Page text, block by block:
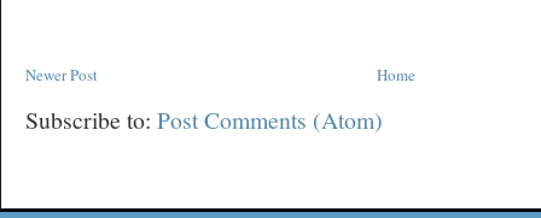
Newer Post Home
Subscribe to: Post Comments (Atom)